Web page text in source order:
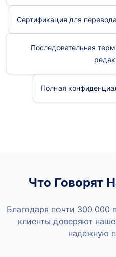
Сертификация для
Последовательная
Полная
Что Говорят
Благодаря почти 300 000
клиенты доверяют
надежную